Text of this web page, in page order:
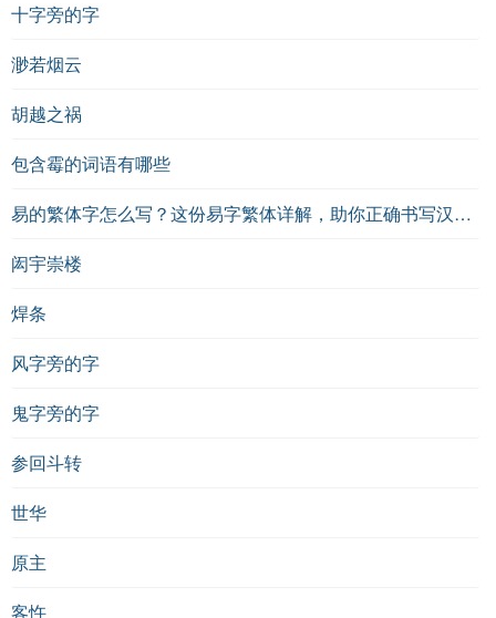
十字旁的字
渺若烟云
胡越之祸
包含霉的词语有哪些
易的繁体字怎么写？这份易字繁体详解，助你正确书写汉字_汉字繁体学习
闳宇崇楼
焊条
风字旁的字
鬼字旁的字
参回斗转
世华
原主
客忤